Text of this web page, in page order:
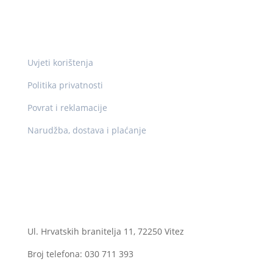
Uvjeti korištenja
Politika privatnosti
Povrat i reklamacije
Narudžba, dostava i plaćanje
Ul. Hrvatskih branitelja 11, 72250 Vitez
Broj telefona: 030 711 393